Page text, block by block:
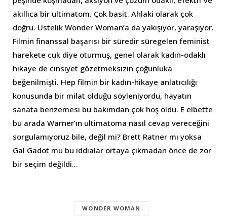
akıllıca bir ultimatom. Çok basit. Ahlaki olarak çok
doğru. Üstelik Wonder Woman’a da yakışıyor, yaraşıyor.
Filmin finanssal başarısı bir süredir süregelen feminist
harekete cuk diye oturmuş, genel olarak kadın-odaklı
hikaye de cinsiyet gözetmeksizin çoğunluka
beğenilmişti. Hep filmin bir kadın-hikaye anlatıcılığı
konusunda bir milat olduğu söyleniyordu, hayatın
sanata benzemesi bu bakımdan çok hoş oldu. E elbette
bu arada Warner’ın ultimatoma nasıl cevap vereceğini
sorgulamıyoruz bile, değil mi? Brett Ratner mı yoksa
Gal Gadot mu bu iddialar ortaya çıkmadan önce de zor
bir seçim değildi…
WONDER WOMAN